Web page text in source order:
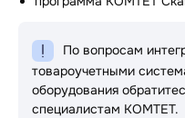
По вопросам
товароучетными
оборудования
специалистам КОМТЕТ.